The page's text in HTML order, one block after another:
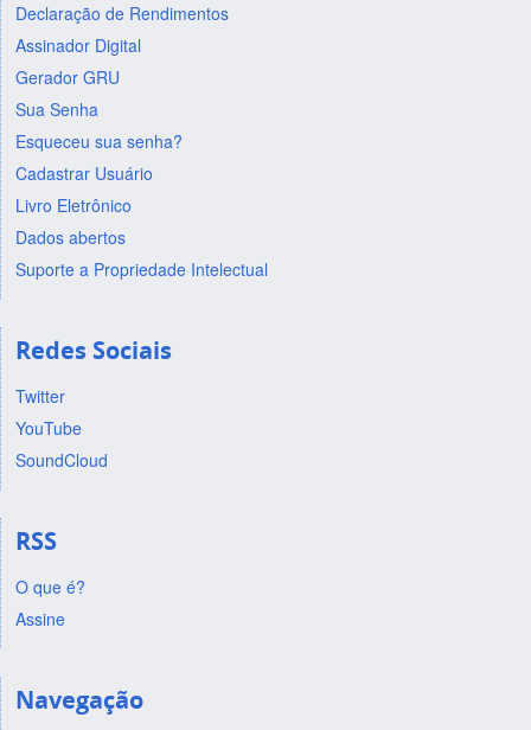
Declaração de Rendimentos
Assinador Digital
Gerador GRU
Sua Senha
Esqueceu sua senha?
Cadastrar Usuário
Livro Eletrônico
Dados abertos
Suporte a Propriedade Intelectual
Redes Sociais
Twitter
YouTube
SoundCloud
RSS
O que é?
Assine
Navegação